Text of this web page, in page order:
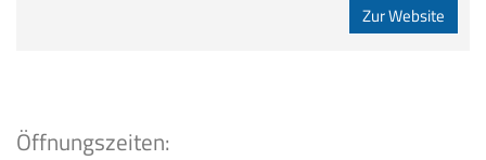
Zur Website
Öffnungszeiten: